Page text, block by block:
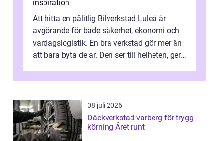
inspiration
Att hitta en pålitlig Bilverkstad Luleå är
avgörande för både säkerhet, ekonomi och
vardagslogistik. En bra verkstad gör mer än
att bara byta delar. Den ser till helheten, ger
08 juli 2026
Däckverkstad varberg för trygg
körning Året runt